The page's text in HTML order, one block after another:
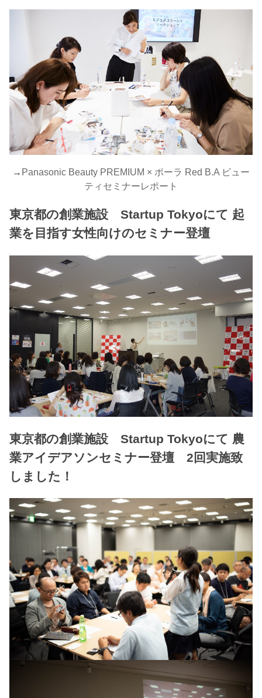
→ Panasonic Beauty PREMIUM × ポーラ Red B.A ビュー
ティセミナーレポート
東京都の創業施設 Startup Tokyoにて 起
業を目指す女性向けのセミナー登壇
東京都の創業施設 Startup Tokyoにて 農
業アイデアソンセミナー登壇 2回実施致
しました！